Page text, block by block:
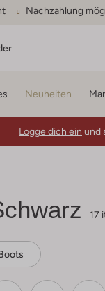
Nachzahlung
Neuheiten
Logge dich ein und
17